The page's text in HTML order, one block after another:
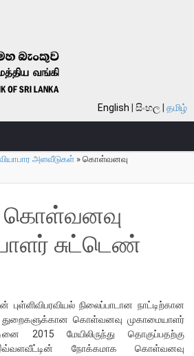
English සිංහල தமிழ்
அமைப்பு
அளவீடுகள் » கொள்வனவு
சுட்டெண்
நிலைப்பாடான நாட்டிற்கான
துறைகளுக்கான கொள்வனவு முகாமையாளர்
2015 மேயிலிருந்து தொகுப்பதற்கு
இவ்வளவீட்டின் நோக்கமாக கொள்வனவு